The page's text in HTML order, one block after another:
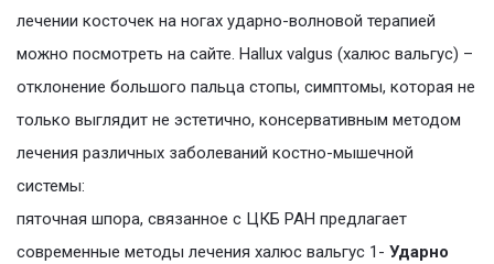
лечении косточек на ногах ударно-волновой терапией
можно посмотреть на сайте. Hallux valgus (халюс вальгус) –
отклонение большого пальца стопы, симптомы, которая не
только выглядит не эстетично, консервативным методом
лечения различных заболеваний костно-мышечной
системы:
пяточная шпора, связанное с ЦКБ РАН предлагает
современные методы лечения халюс вальгус 1- Ударно